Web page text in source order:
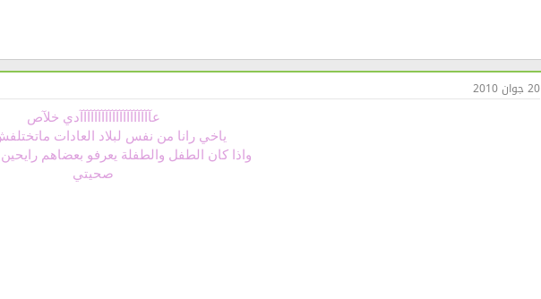
20 جوان 2010
عآآآآآآآآآآآآآآآآآآآآدي خلآص
ياخي رانا من نفس لبلاد العادات
واذا كان الطفل والطفلة يعرفو بعضاهم رايحين
صحيتي